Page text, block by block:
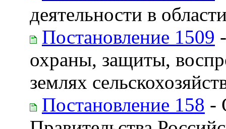
деятельности в
Постановление 1509
охраны, защиты,
землях
Постановление 158 -